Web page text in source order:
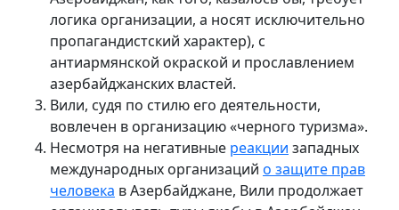
логика организации, а носят исключительно
пропагандистский характер), с
антиармянской окраской и прославлением
азербайджанских властей.
Вили, судя по стилю его деятельности,
вовлечен в организацию «черного туризма».
Несмотря на негативные реакции западных
международных организаций о защите прав
человека в Азербайджане, Вили продолжает